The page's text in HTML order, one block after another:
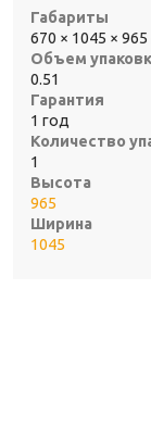
Габариты
670 × 1045 ×
Объем
0.51
Гарантия
1 год
Количество
1
Высота
965
Ширина
1045